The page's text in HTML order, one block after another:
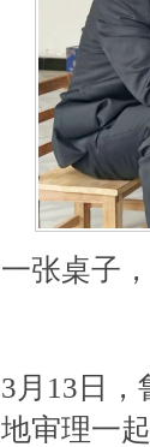
一张桌子
3月13日，
地审理一